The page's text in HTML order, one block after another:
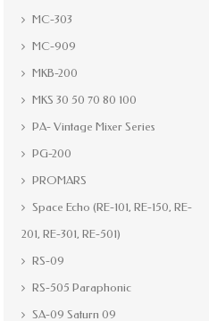
MC-303
MC-909
MKB-200
MKS 30 50 70 80 100
PA- Vintage Mixer Series
PG-200
PROMARS
Space Echo (RE-101, RE-150, RE-
201, RE-301, RE-501)
RS-09
RS-505 Paraphonic
SA-09 Saturn 09